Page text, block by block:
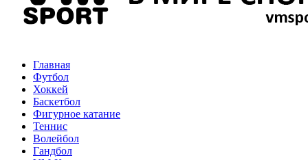
Главная
Футбол
Хоккей
Баскетбол
Фигурное катание
Теннис
Волейбол
Гандбол